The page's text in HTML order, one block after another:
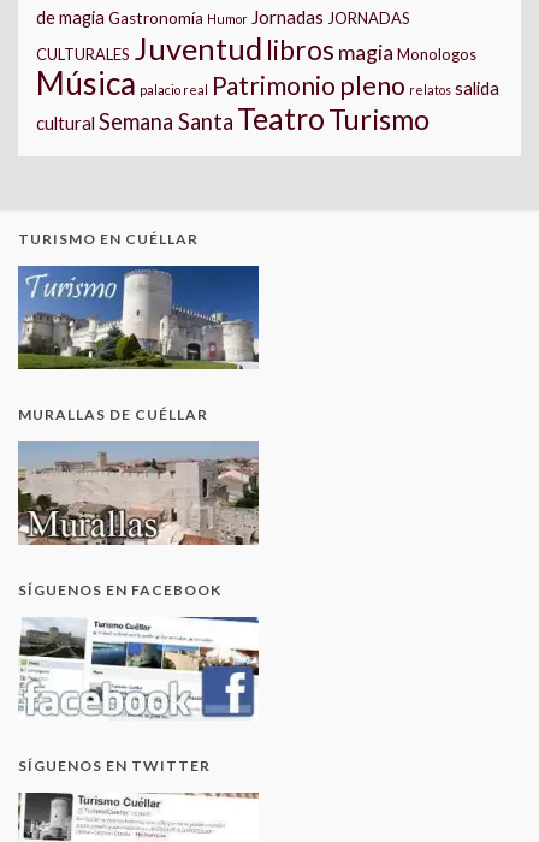
de magia Gastronomía Humor Jornadas JORNADAS
CULTURALES Juventud libros magia Monologos
Música palacio real Patrimonio pleno relatos salida
cultural Semana Santa TeatroTurismo
TURISMO EN CUÉLLAR
MURALLAS DE CUÉLLAR
SÍGUENOS EN FACEBOOK
SÍGUENOS EN TWITTER